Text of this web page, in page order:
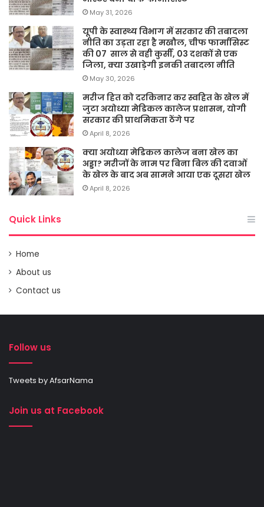
May 31, 2026
यूपी के स्वास्थ्य विभाग में सरकार की तबादला
नीति का उड़ता रहा है मखौल, चीफ फार्मासिस्ट
की 07 साल से वही कुर्सी, 03 दशकों से एक
जिला, क्या उखाड़ेगी इनकी तबादला नीति
May 30, 2026
मरीज हित को दरकिनार कर स्वहित के खेल में
जुटा अयोध्या मेडिकल कालेज प्रशासन, योगी
सरकार की प्राथमिकता ठेंगे पर
April 8, 2026
क्या अयोध्या मेडिकल कालेज बना खेल का
अड्डा? मरीजों के नाम पर बिना बिल की दवाओं
के खेल के बाद अब सामने आया एक दूसरा खेल
April 8, 2026
Quick Links
Home
About us
Contact us
Follow us
Tweets by AfsarNama
Join us at Facebook